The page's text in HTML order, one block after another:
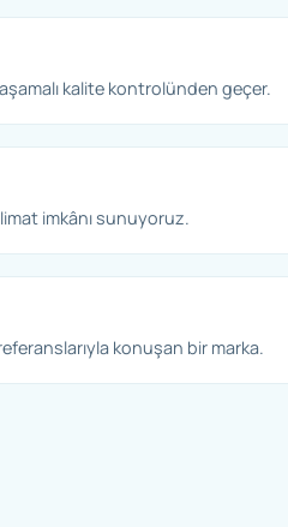
kalite kontrolünden geçer.
imkânı sunuyoruz.
konuşan bir marka.